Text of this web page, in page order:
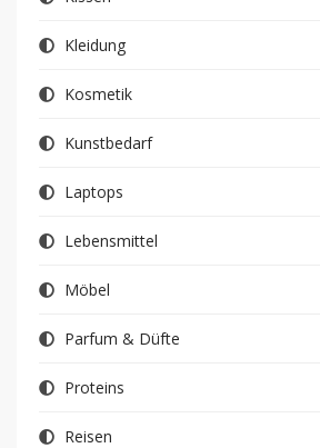
Kleidung
Kosmetik
Kunstbedarf
Laptops
Lebensmittel
Möbel
Parfum & Düfte
Proteins
Reisen